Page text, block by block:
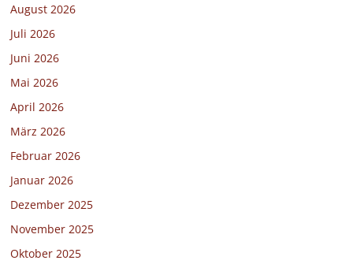
August 2026
Juli 2026
Juni 2026
Mai 2026
April 2026
März 2026
Februar 2026
Januar 2026
Dezember 2025
November 2025
Oktober 2025